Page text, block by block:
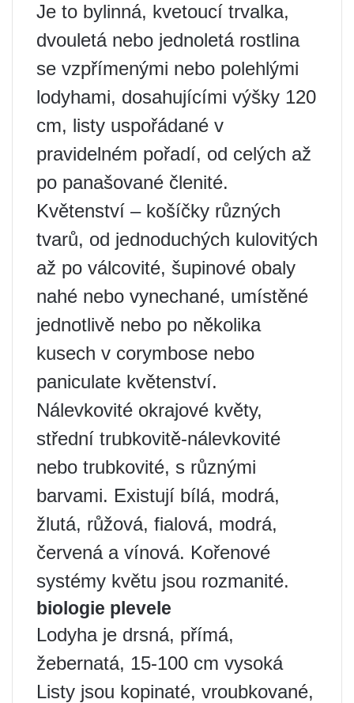
Je to bylinná, kvetoucí trvalka,
dvouletá nebo jednoletá rostlina
se vzpřímenými nebo polehlými
lodyhami, dosahujícími výšky 120
cm, listy uspořádané v
pravidelném pořadí, od celých až
po panašované členité.
Květenství – košíčky různých
tvarů, od jednoduchých kulovitých
až po válcovité, šupinové obaly
nahé nebo vynechané, umístěné
jednotlivě nebo po několika
kusech v corymbose nebo
paniculate květenství.
Nálevkovité okrajové květy,
střední trubkovitě-nálevkovité
nebo trubkovité, s různými
barvami. Existují bílá, modrá,
žlutá, růžová, fialová, modrá,
červená a vínová. Kořenové
systémy květu jsou rozmanité.
biologie plevele
Lodyha je drsná, přímá,
žebernatá, 15-100 cm vysoká
Listy jsou kopinaté, vroubkované,